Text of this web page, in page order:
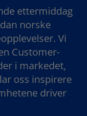
ettermiddag
norske
Vi
Customer-
i markedet,
oss inspirere
driver